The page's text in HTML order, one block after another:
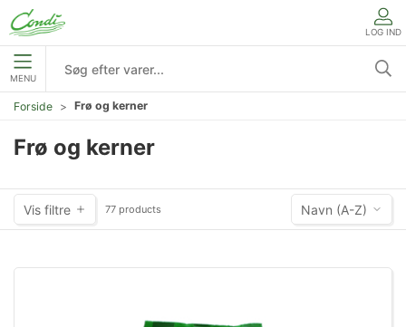
LOG IND
MENU
Forside Frø og kerner
Frø og kerner
Vis filtre 77 products Navn (A-Z)